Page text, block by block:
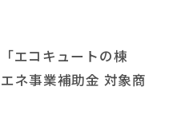
エコキュートの棟
ネ事業補助金 対象商